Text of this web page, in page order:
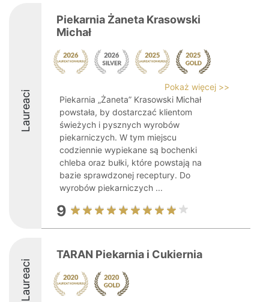
Laureaci
Piekarnia Żaneta Krasowski
Michał
Pokaż więcej >>
Piekarnia „Żaneta” Krasowski Michał
powstała, by dostarczać klientom
świeżych i pysznych wyrobów
piekarniczych. W tym miejscu
codziennie wypiekane są bochenki
chleba oraz bułki, które powstają na
bazie sprawdzonej receptury. Do
wyrobów piekarniczych ...
9
Laureaci
TARAN Piekarnia i Cukiernia